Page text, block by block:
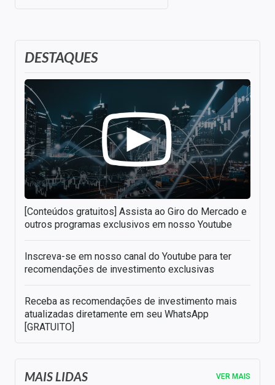
DESTAQUES
[Conteúdos gratuitos] Assista ao Giro do Mercado e
outros programas exclusivos em nosso Youtube
Inscreva-se em nosso canal do Youtube para ter
recomendações de investimento exclusivas
Receba as recomendações de investimento mais
atualizadas diretamente em seu WhatsApp
[GRATUITO]
MAIS LIDAS VER MAIS